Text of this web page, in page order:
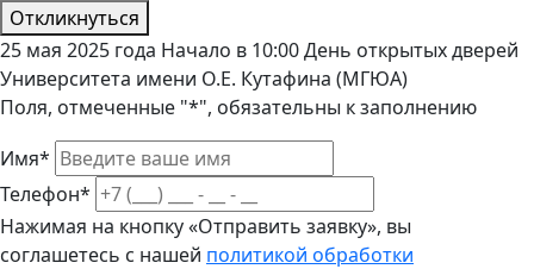
Откликнуться
25 мая 2025 года Начало в 10:00 День открытых дверей
Университета имени О.Е. Кутафина (МГЮА)
Поля, отмеченные "*", обязательны к заполнению
Имя*
Телефон*
Нажимая на кнопку «Отправить заявку», вы
соглашетесь с нашей политикой обработки